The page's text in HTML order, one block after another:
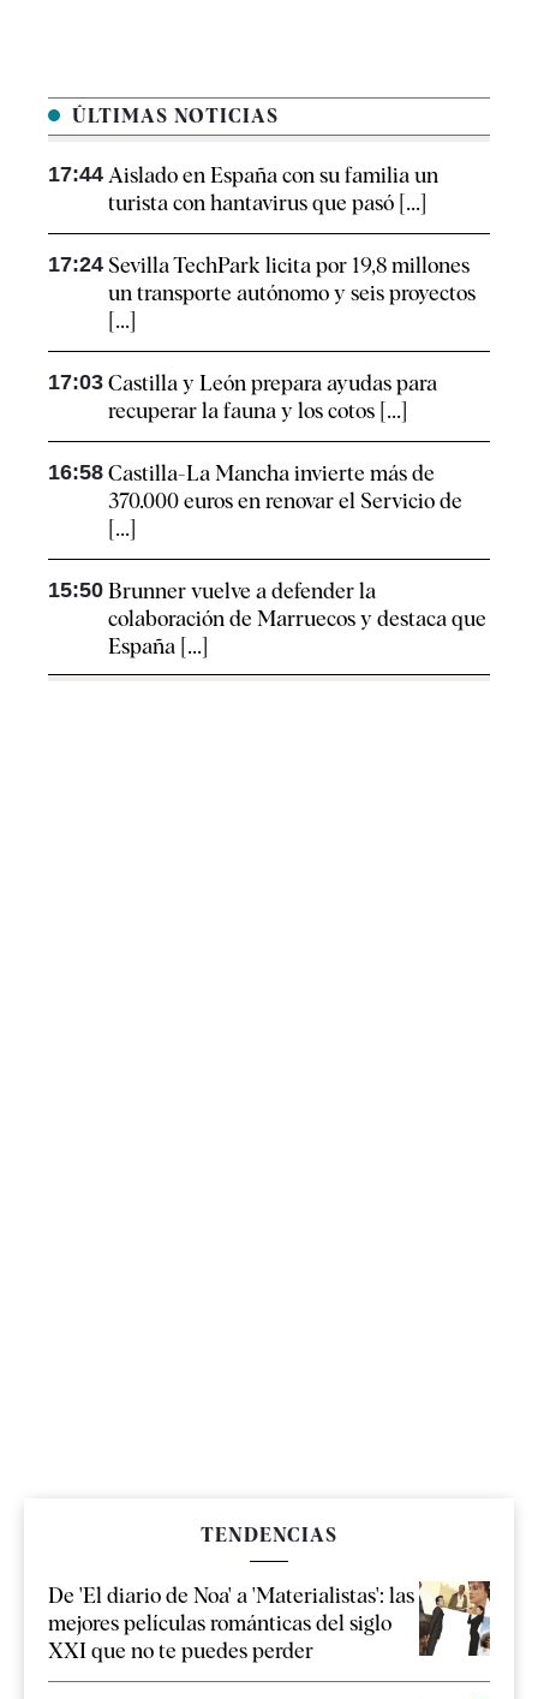
ÚLTIMAS NOTICIAS
17:44 Aislado en España con su familia un
turista con hantavirus que pasó [...]
17:24 Sevilla TechPark licita por 19,8 millones
un transporte autónomo y seis proyectos
[...]
17:03 Castilla y León prepara ayudas para
recuperar la fauna y los cotos [...]
16:58 Castilla-La Mancha invierte más de
370.000 euros en renovar el Servicio de
[...]
15:50 Brunner vuelve a defender la
colaboración de Marruecos y destaca que
España [...]
TENDENCIAS
De 'El diario de Noa' a 'Materialistas': las
mejores películas románticas del siglo
XXI que no te puedes perder